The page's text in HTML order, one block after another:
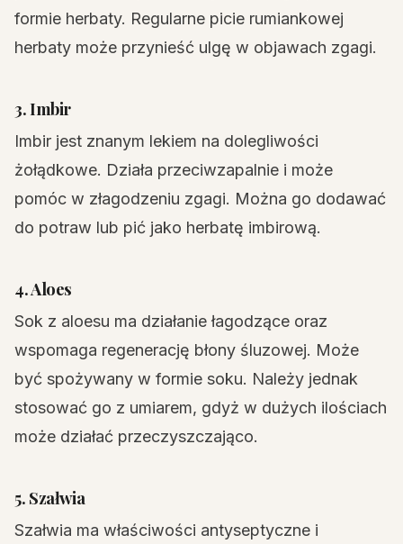
formie herbaty. Regularne picie rumiankowej
herbaty może przynieść ulgę w objawach zgagi.
3. Imbir
Imbir jest znanym lekiem na dolegliwości
żołądkowe. Działa przeciwzapalnie i może
pomóc w złagodzeniu zgagi. Można go dodawać
do potraw lub pić jako herbatę imbirową.
4. Aloes
Sok z aloesu ma działanie łagodzące oraz
wspomaga regenerację błony śluzowej. Może
być spożywany w formie soku. Należy jednak
stosować go z umiarem, gdyż w dużych ilościach
może działać przeczyszczająco.
5. Szałwia
Szałwia ma właściwości antyseptyczne i